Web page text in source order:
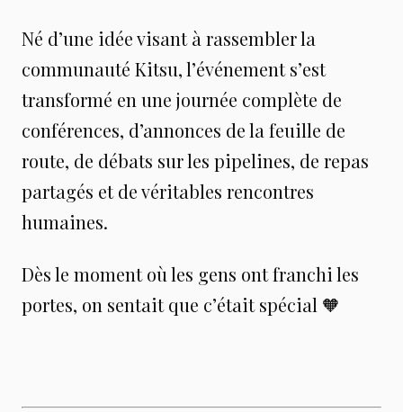
Né d’une idée visant à rassembler la
communauté Kitsu, l’événement s’est
transformé en une journée complète de
conférences, d’annonces de la feuille de
route, de débats sur les pipelines, de repas
partagés et de véritables rencontres
humaines.
Dès le moment où les gens ont franchi les
portes, on sentait que c’était spécial 🧡